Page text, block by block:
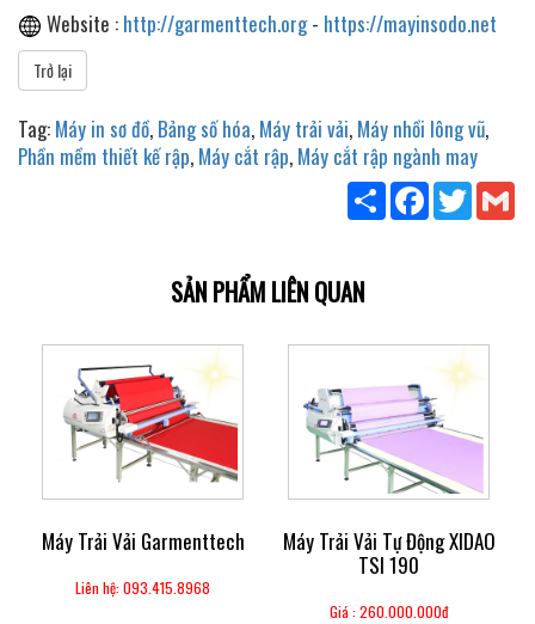
Website : http://garmenttech.org- https://mayinsodo.net
Trở lại
Tag: Máy in sơ đồ, Bảng số hóa, Máy trải vải, Máy nhồi lông vũ,
Phần mềm thiết kế rập, Máy cắt rập, Máy cắt rập ngành may
ShareFacebook
Twitter
SẢN PHẨM LIÊN QUAN
Máy Trải Vải Garmenttech
Liên hệ: 093.415.8968
Máy Trải Vải Tự Động XIDAO
TSI 190
Giá : 260.000.000đ